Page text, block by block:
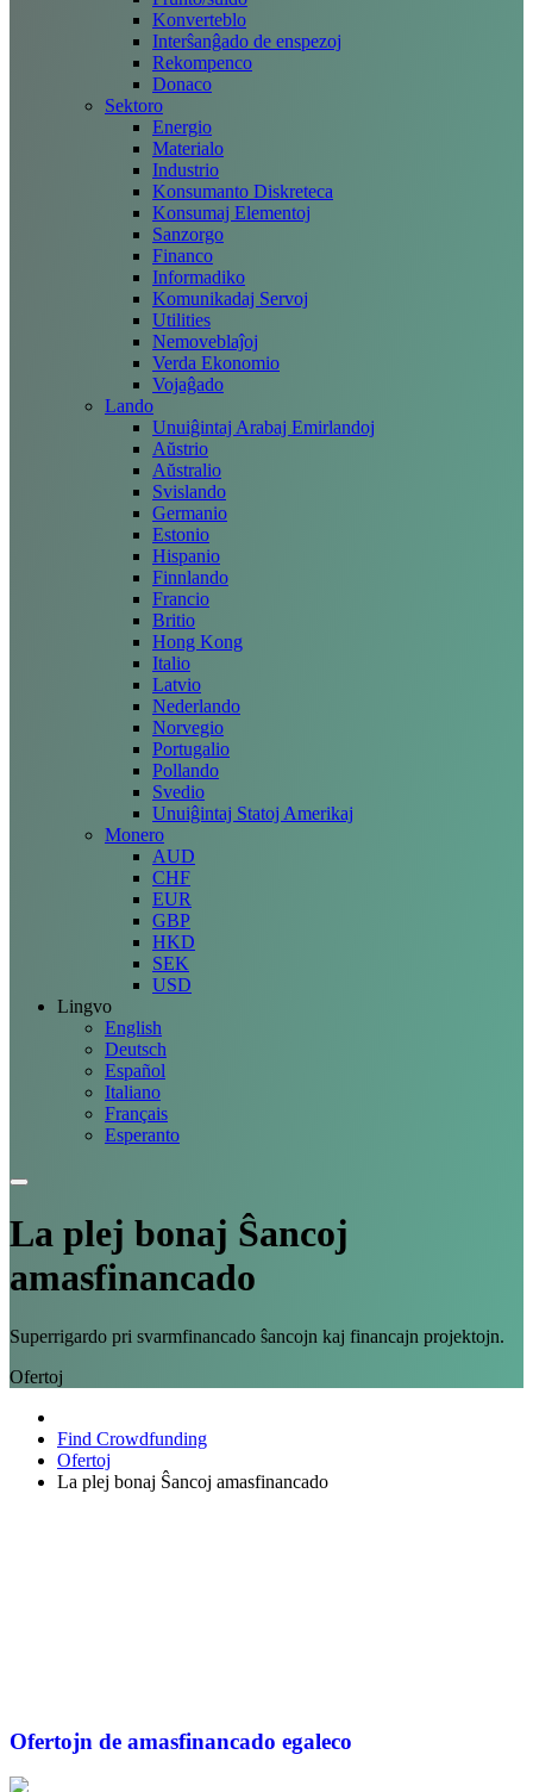
Konverteblo
Interŝanĝado de enspezoj
Rekompenco
Donaco
Sektoro
Energio
Materialo
Industrio
Konsumanto Diskreteca
Konsumaj Elementoj
Sanzorgo
Financo
Informadiko
Komunikadaj Servoj
Utilities
Nemoveblaĵoj
Verda Ekonomio
Vojaĝado
Lando
Unuiĝintaj Arabaj Emirlandoj
Aŭstrio
Aŭstralio
Svislando
Germanio
Estonio
Hispanio
Finnlando
Francio
Britio
Hong Kong
Italio
Latvio
Nederlando
Norvegio
Portugalio
Pollando
Svedio
Unuiĝintaj Statoj Amerikaj
Monero
AUD
CHF
EUR
GBP
HKD
SEK
USD
Lingvo
English
Deutsch
Español
Italiano
Français
Esperanto
La plej bonaj Ŝancoj
amasfinancado
Superrigardo pri svarmfinancado ŝancojn kaj financajn projektojn.
Ofertoj
Find Crowdfunding
Ofertoj
La plej bonaj Ŝancoj amasfinancado
Ofertojn de amasfinancado egaleco